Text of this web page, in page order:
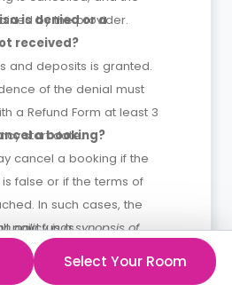
by the provider.
is denied or a
received?
and deposits is granted.
of the denial must
a Refund Form at least 3
start date.
a booking?
cancel a booking if the
false or if the terms of
In such cases, the
paid funds.
policy is a synopsis of
policy. There could
from time to
Select Your Room